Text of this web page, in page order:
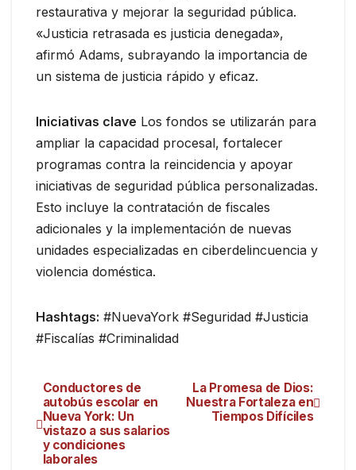
restaurativa y mejorar la seguridad pública.
«Justicia retrasada es justicia denegada»,
afirmó Adams, subrayando la importancia de
un sistema de justicia rápido y eficaz.
Iniciativas clave Los fondos se utilizarán para
ampliar la capacidad procesal, fortalecer
programas contra la reincidencia y apoyar
iniciativas de seguridad pública personalizadas.
Esto incluye la contratación de fiscales
adicionales y la implementación de nuevas
unidades especializadas en ciberdelincuencia y
violencia doméstica.
Hashtags: #NuevaYork #Seguridad #Justicia
#Fiscalías #Criminalidad
La Promesa de Dios:
Nuestra Fortaleza en
Tiempos Difíciles
Conductores de
autobús escolar en
Nueva York: Un
vistazo a sus salarios
y condiciones
laborales